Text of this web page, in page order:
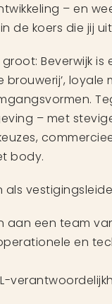
– en
de koers die jij
Beverwijk is
brouwerij’, loyale
– met
body.
aan een team
en